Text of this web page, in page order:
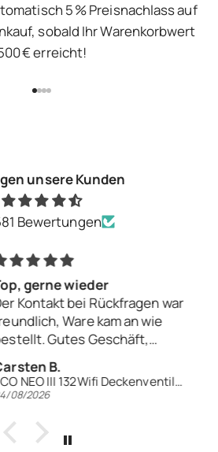
5 % Preisnachlass auf
sobald Ihr Warenkorbwert
€ erreicht!
unsere Kunden
Bewertungen
gerne wieder
Kontakt bei Rückfragen war
Ware kam an wie
Gutes Geschäft,
wieder.
B.
ECO NEO III 132Wifi Deckenventilator
08/2026